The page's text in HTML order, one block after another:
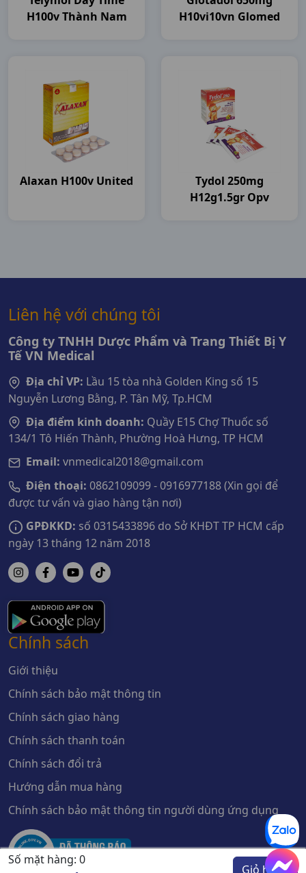
H100v Thành Nam
H10vi10vn Glomed
Alaxan H100v United
Tydol 250mg
H12g1.5gr Opv
Số mặt hàng: 0
Giỏ hàng
Liên hệ với chúng tôi
Công ty TNHH Dược Phẩm và Trang Thiết Bị Y
Tế VN Medical
Địa chỉ VP: Lầu 15 tòa nhà Golden King số 15
Nguyễn Lương Bằng, P. Tân Mỹ, Tp.HCM
Địa điểm kinh doanh: Quầy E15 Chợ Thuốc số
134/1 Tô Hiến Thành, Phường Hoà Hưng, TP HCM
Email: vnmedical2018@gmail.com
Điện thoại: 0862109099 - 0916977188 (Xin gọi để
được tư vấn và giao hàng tận nơi)
GPĐKKD: số 0315433896 do Sở KHĐT TP HCM cấp
ngày 13 tháng 12 năm 2018
Chính sách
Giới thiệu
Chính sách bảo mật thông tin
Chính sách giao hàng
Chính sách thanh toán
Chính sách đổi trả
Hướng dẫn mua hàng
Chính sách bảo mật thông tin người dùng ứng dụng